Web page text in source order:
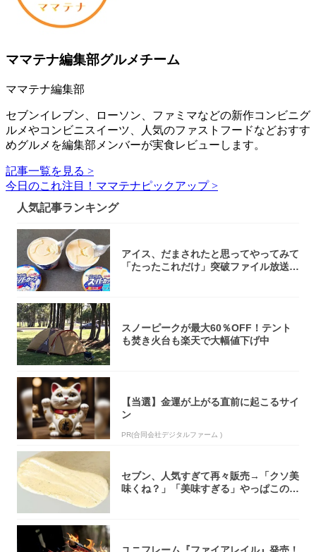
ママテナ編集部グルメチーム
ママテナ編集部
セブンイレブン、ローソン、ファミマなどの新作コンビニグ
ルメやコンビニスイーツ、人気のファストフードなどおすす
めグルメを編集部メンバーが実食レビューします。
記事一覧を見る >
今日のこれ注目！ママテナピックアップ >
人気記事ランキング
アイス、だまされたと思ってやってみて
「たったこれだけ」突破ファイル放送で
スノーピークが最大60％OFF！テント
も焚き火台も楽天で大幅値下げ中
【当選】金運が上がる直前に起こるサイ
ン
PR(合同会社デジタルファーム )
セブン、人気すぎて再々販売→「クソ美
味くね？」「美味すぎる」やっぱこのク